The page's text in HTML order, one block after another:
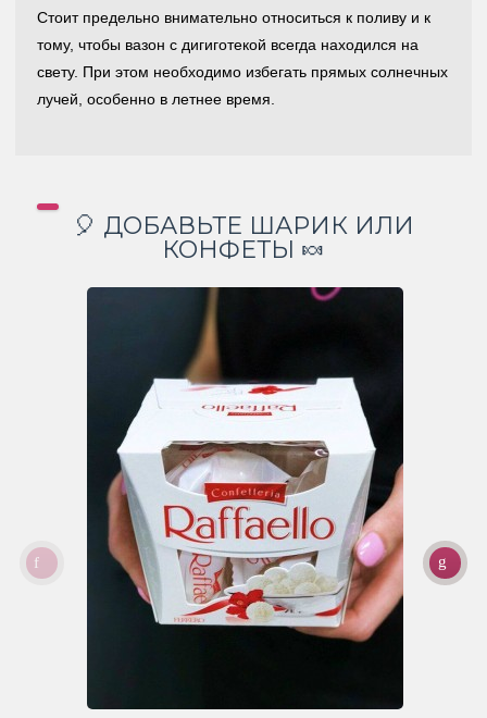
Стоит предельно внимательно относиться к поливу и к
тому, чтобы вазон с дигиготекой всегда находился на
свету. При этом необходимо избегать прямых солнечных
лучей, особенно в летнее время.
🎈 ДОБАВЬТЕ ШАРИК ИЛИ
КОНФЕТЫ 🍬